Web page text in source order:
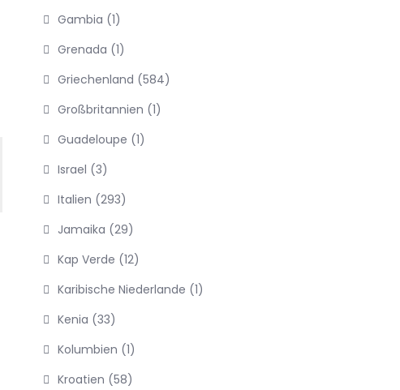
Gambia (1)
Grenada (1)
Griechenland (584)
Großbritannien (1)
Guadeloupe (1)
Israel (3)
Italien (293)
Jamaika (29)
Kap Verde (12)
Karibische Niederlande (1)
Kenia (33)
Kolumbien (1)
Kroatien (58)